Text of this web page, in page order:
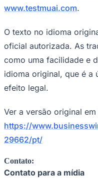
www.testmuai.com.
O texto no idioma
oficial autorizada. As
como uma facilidade e
idioma original, que é a
efeito legal.
Ver a versão original
https://
29662/pt/
Contato:
Contato para a mídia